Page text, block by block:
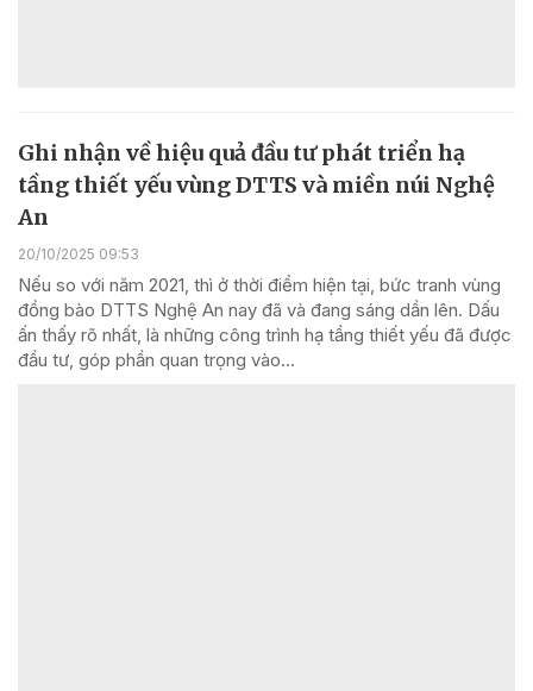
Ghi nhận về hiệu quả đầu tư phát triển hạ
tầng thiết yếu vùng DTTS và miền núi Nghệ
An
20/10/2025 09:53
Nếu so với năm 2021, thì ở thời điểm hiện tại, bức tranh vùng
đồng bào DTTS Nghệ An nay đã và đang sáng dần lên. Dấu
ấn thấy rõ nhất, là những công trình hạ tầng thiết yếu đã được
đầu tư, góp phần quan trọng vào...